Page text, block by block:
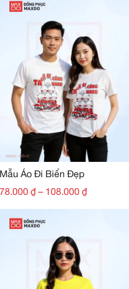
Mẫu Áo Đi Biển Đẹp
78.000 ₫ – 108.000 ₫